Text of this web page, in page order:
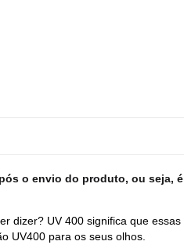
o envio do produto, ou seja,
dizer? UV 400 significa que
UV400 para os seus olhos.